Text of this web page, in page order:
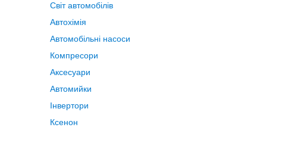
Світ автомобілів
Автохімія
Автомобільні насоси
Компресори
Аксесуари
Автомийки
Інвертори
Ксенон